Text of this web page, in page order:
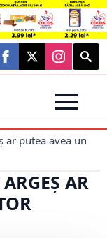
Search
for:
ar putea avea un
AR